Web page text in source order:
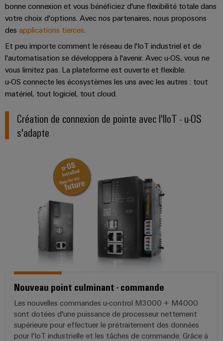
Weidmüller
Configurator
Ingénierie
intuitive,
simple,
bonne connexion et vous bénéficiez d'une flexibilité totale dans
votre choix d'options. Avec nos partenaires, nous proposons
des applications tierces.
Et peu importe comment le réseau de l'IoT industriel et de
l'automatisation se développera à l'avenir. Avec u-OS, vous ne
vous limitez pas. La plateforme est ouverte et flexible.
u-OS connecte les écosystèmes les uns avec les autres : tout
matériel, tout logiciel, tout cloud.
Création de connexion de pointe avec l'IIoT - u-OS
s'adapte
Nouveau point culminant - commande
Les nouvelles commandes u-control M3000 + M4000
sont dotées d'une puissance de processeur nettement
supérieure pour effectuer le prétraitement des données
pour l'IoT industrielle et les tâches de commande. Grâce à